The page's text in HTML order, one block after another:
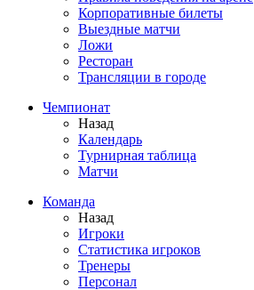
Корпоративные билеты
Выездные матчи
Ложи
Ресторан
Трансляции в городе
Чемпионат
Назад
Календарь
Турнирная таблица
Матчи
Команда
Назад
Игроки
Статистика игроков
Тренеры
Персонал